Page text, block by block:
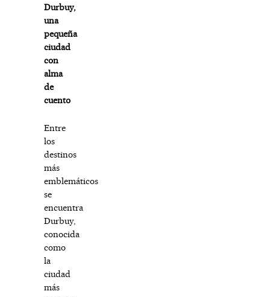
Durbuy,
una
pequeña
ciudad
con
alma
de
cuento
Entre
los
destinos
más
emblemáticos
se
encuentra
Durbuy,
conocida
como
la
ciudad
más